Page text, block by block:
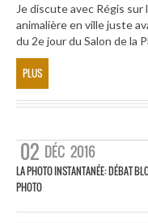
Je discute avec Régis
animalière en ville juste
du 2e jour du Salon de la
PLUS
02 DÉC 2016
LA PHOTO INSTANTANÉE: DÉBAT
PHOTO